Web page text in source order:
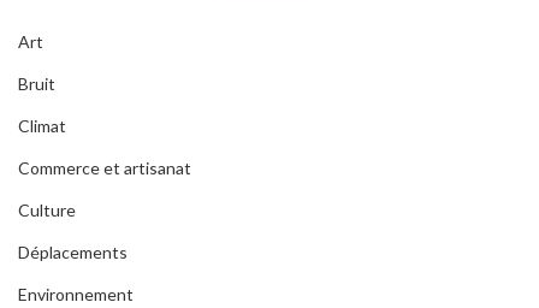
Art
Bruit
Climat
Commerce et artisanat
Culture
Déplacements
Environnement